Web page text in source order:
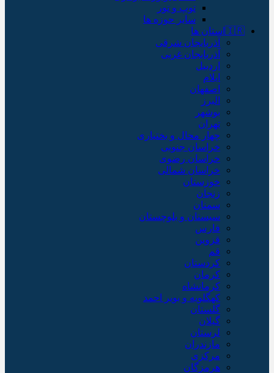
توپ و تور
سایر حوزه ها
🇮🇷استان ها
آذربایجان شرقی
آذربایجان غربی
اردبیل
ایلام
اصفهان
البرز
بوشهر
تهران
چهار محال و بختیاری
خراسان جنوبی
خراسان رضوی
خراسان شمالی
خوزستان
زنجان
سمنان
سیستان و بلوچستان
فارس
قزوین
قم
کردستان
کرمان
کرمانشاه
کهگلویه و بویر احمد
گلستان
گیلان
لرستان
مازندران
مرکزی
هرمزگان